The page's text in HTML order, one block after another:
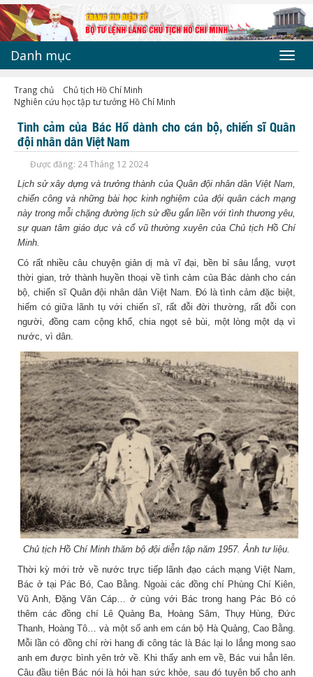
Danh mục
Trang chủ
Chủ tịch Hồ Chí Minh
Nghiên cứu học tập tư tưởng Hồ Chí Minh
Tình cảm của Bác Hồ dành cho cán bộ, chiến sĩ Quân
đội nhân dân Việt Nam
Được đăng: 24 Tháng 12 2024
Lịch sử xây dựng và trưởng thành của Quân đội nhân dân Việt Nam,
chiến công và những bài học kinh nghiệm của đội quân cách mạng
này trong mỗi chặng đường lịch sử đều gắn liền với tình thương yêu,
sự quan tâm giáo dục và cổ vũ thường xuyên của Chủ tịch Hồ Chí
Minh.
Có rất nhiều câu chuyện giản dị mà vĩ đại, bền bỉ sâu lắng, vượt
thời gian, trở thành huyền thoại về tình cảm của Bác dành cho cán
bộ, chiến sĩ Quân đội nhân dân Việt Nam. Đó là tình cảm đặc biệt,
hiếm có giữa lãnh tụ với chiến sĩ, rất đỗi đời thường, rất đỗi con
người, đồng cam cộng khổ, chia ngọt sẻ bùi, một lòng một dạ vì
nước, vì dân.
Chủ tịch Hồ Chí Minh thăm bộ đội diễn tập năm 1957. Ảnh tư liệu.
Thời kỳ mới trở về nước trực tiếp lãnh đạo cách mạng Việt Nam,
Bác ở tại Pác Bó, Cao Bằng. Ngoài các đồng chí Phùng Chí Kiên,
Vũ Anh, Đặng Văn Cáp… ở cùng với Bác trong hang Pác Bó có
thêm các đồng chí Lê Quảng Ba, Hoàng Sâm, Thụy Hùng, Đức
Thanh, Hoàng Tô… và một số anh em cán bộ Hà Quảng, Cao Bằng.
Mỗi lần có đồng chí rời hang đi công tác là Bác lại lo lắng mong sao
anh em được bình yên trở về. Khi thấy anh em về, Bác vui hẳn lên.
Câu đầu tiên Bác nói là hỏi han sức khỏe, sau đó tuyên bố cho anh